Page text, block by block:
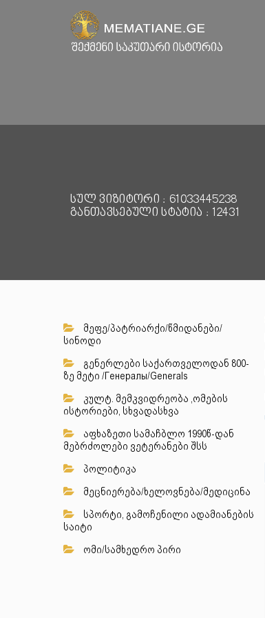
სულ ვიზიტორი : 61033445238
განთავსებული სტატია : 12431
მეფე/პატრიარქი/წმიდანები/
სინოდი
გენერლები საქართველოდან 800-
ზე მეტი /Генералы/Generals
კულტ. მემკვიდრეობა ,ომების
ისტორიები, სხვადასხვა
აფხაზეთი სამაჩბლო 1990წ-დან
მებრძოლები ვეტერანები შსს
პოლიტიკა
მეცნიერება/ხელოვნება/მედიცინა
სპორტი, გამოჩენილი ადამიანების
საიტი
ომი/სამხედრო პირი